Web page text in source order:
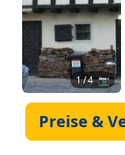
1/ 4 📷
Preise &